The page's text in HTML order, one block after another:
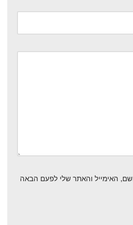
האימייל והאתר שלי לפעם הבאה